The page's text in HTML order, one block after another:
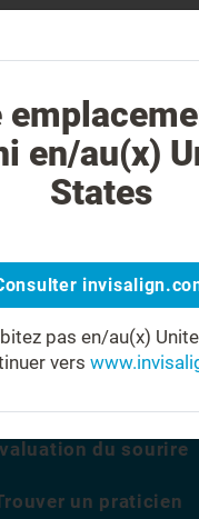
sourire
Trouver
pas
du sourire
un praticien
en/au(x)
States
pas en/au(x)
vers